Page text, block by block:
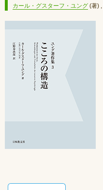
カール・グスターフ・ユング (著) ,